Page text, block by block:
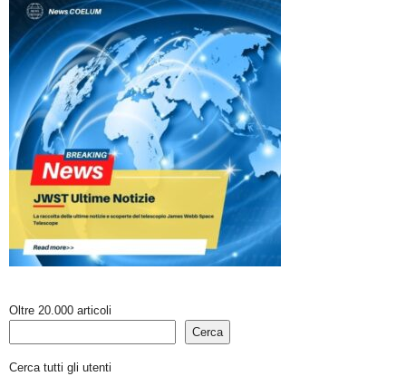
Oltre 20.000 articoli
Cerca
Cerca tutti gli utenti